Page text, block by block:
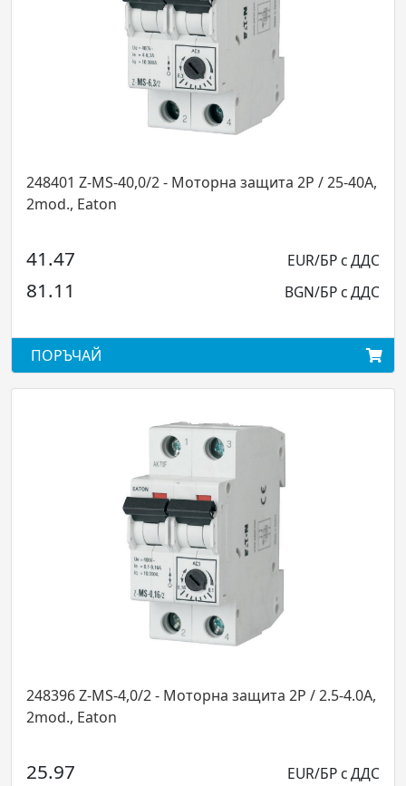
Z-MS-40,0/2 - Моторна защита 2P / 25-40A,
Eaton
EUR/БР с ДДС
BGN/БР с ДДС
Z-MS-4,0/2 - Моторна защита 2P / 2.5-4.0A,
Eaton
EUR/БР с ДДС
248400
34.97
68.39
248433
14.46